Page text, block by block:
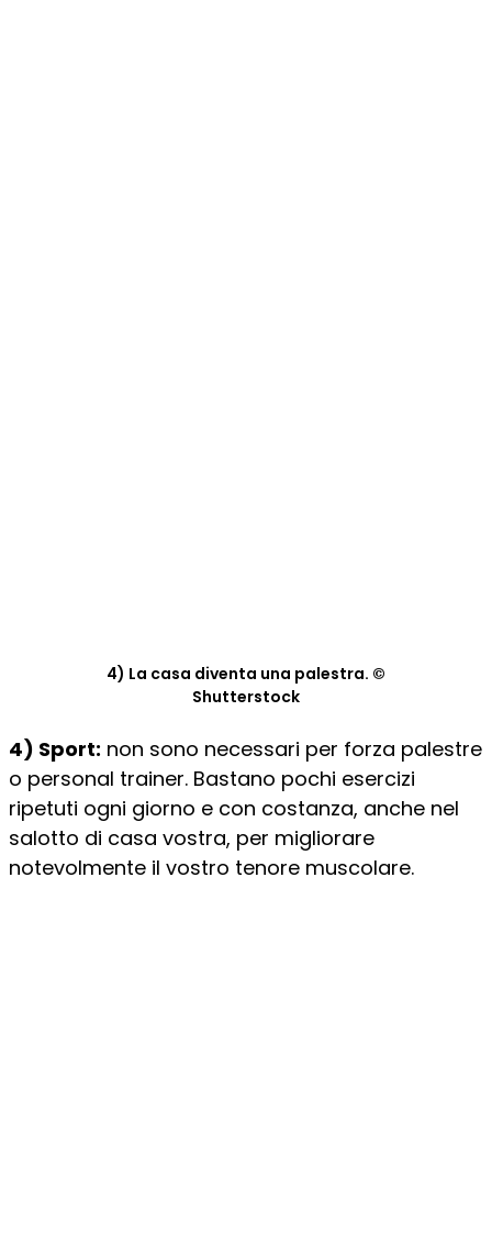
4) La casa diventa una palestra. ©
Shutterstock
4) Sport: non sono necessari per forza palestre
o personal trainer. Bastano pochi esercizi
ripetuti ogni giorno e con costanza, anche nel
salotto di casa vostra, per migliorare
notevolmente il vostro tenore muscolare.